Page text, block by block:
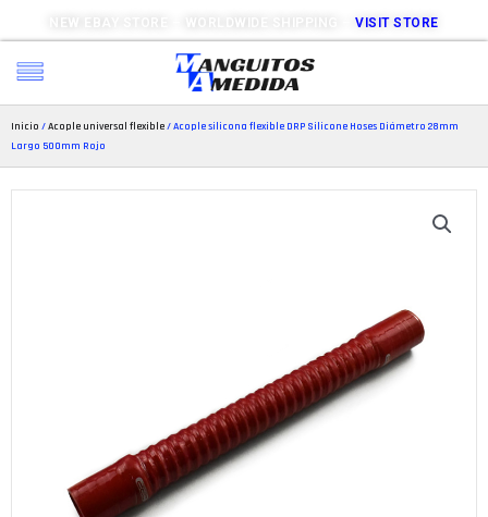
NEW EBAY STORE – WORLDWIDE SHIPPING –VISIT STORE
Inicio /Acople universal flexible/ Acople silicona flexible DRP Silicone Hoses Diámetro 28mm
Largo 500mm Rojo